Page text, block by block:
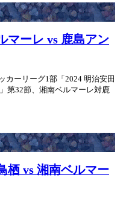
マーレ vs 鹿島アン
カーリーグ1部「2024 明治安田
第32節、湘南ベルマーレ対鹿
栖 vs 湘南ベルマー